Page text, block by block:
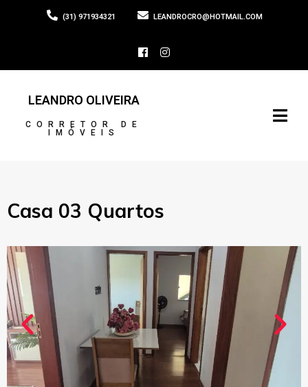
(31) 971934321 LEANDROCRO@HOTMAIL.COM
LEANDRO OLIVEIRA
CORRETOR DE
IMÓVEIS
Casa 03 Quartos